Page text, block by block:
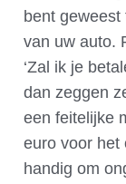
bent
van uw auto.
‘Zal ik je
dan zeggen
een feitelijke
euro voor het
handig om